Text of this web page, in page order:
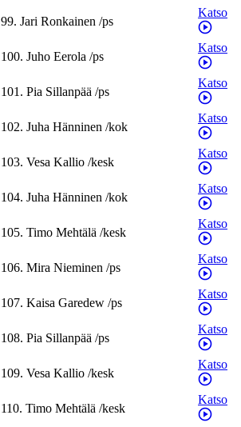
99. Jari Ronkainen /ps
Katso
100. Juho Eerola /ps
Katso
101. Pia Sillanpää /ps
Katso
102. Juha Hänninen /kok
Katso
103. Vesa Kallio /kesk
Katso
104. Juha Hänninen /kok
Katso
105. Timo Mehtälä /kesk
Katso
106. Mira Nieminen /ps
Katso
107. Kaisa Garedew /ps
Katso
108. Pia Sillanpää /ps
Katso
109. Vesa Kallio /kesk
Katso
110. Timo Mehtälä /kesk
Katso